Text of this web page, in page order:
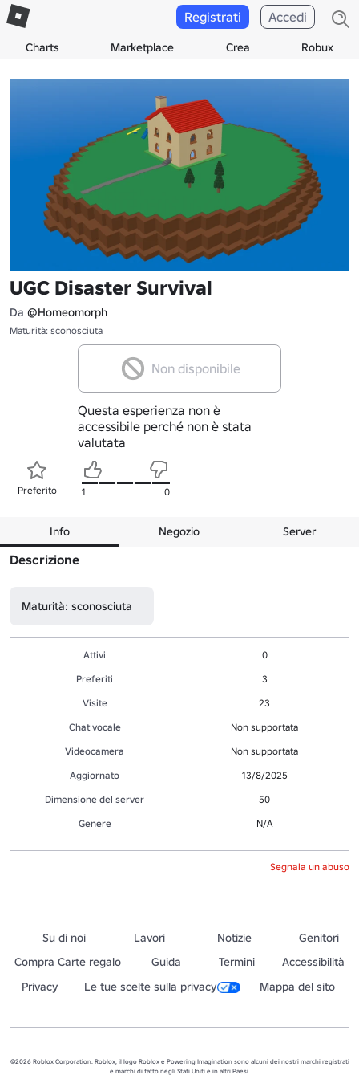
Charts Marketplace Crea Robux
Registrati Accedi
UGC Disaster Survival
Da @Homeomorph
Maturità: sconosciuta
Non disponibile
Questa esperienza non è
accessibile perché non è stata
valutata
Preferito 1 0
Info Negozio Server
Descrizione
Maturità: sconosciuta
Attivi
0
Preferiti
3
Visite
23
Chat vocale
Non supportata
Videocamera
Non supportata
Aggiornato
13/8/2025
Dimensione del server
50
Genere
N/A
Segnala un abuso
Su di noi Lavori Notizie
Genitori
Compra Carte regalo
Guida Termini
Accessibilità
Privacy
Le tue scelte sulla privacy Mappa del sito
©2026 Roblox Corporation. Roblox, il logo Roblox e Powering Imagination sono alcuni dei nostri marchi registrati
e marchi di fatto negli Stati Uniti e in altri Paesi.